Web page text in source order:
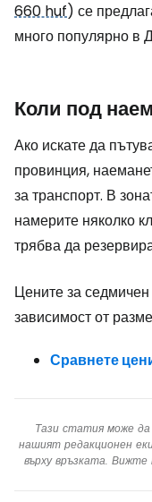
660 huf) се
много популярно в
Коли под наем
Ако искате да
провинция,
за транспорт. В
намерите няколко
трябва да
Цените за
зависимост от
Сравнете
Тази статия може
нашият редакционен
върху връзката.